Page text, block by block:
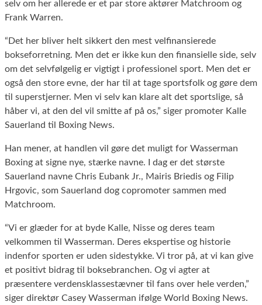
selv om her allerede er et par store aktører Matchroom og
Frank Warren.
“Det her bliver helt sikkert den mest velfinansierede
bokseforretning. Men det er ikke kun den finansielle side, selv
om det selvfølgelig er vigtigt i professionel sport. Men det er
også den store evne, der har til at tage sportsfolk og gøre dem
til superstjerner. Men vi selv kan klare alt det sportslige, så
håber vi, at den del vil smitte af på os,” siger promoter Kalle
Sauerland til Boxing News.
Han mener, at handlen vil gøre det muligt for Wasserman
Boxing at signe nye, stærke navne. I dag er det største
Sauerland navne Chris Eubank Jr., Mairis Briedis og Filip
Hrgovic, som Sauerland dog copromoter sammen med
Matchroom.
“Vi er glæder for at byde Kalle, Nisse og deres team
velkommen til Wasserman. Deres ekspertise og historie
indenfor sporten er uden sidestykke. Vi tror på, at vi kan give
et positivt bidrag til boksebranchen. Og vi agter at
præsentere verdensklassestævner til fans over hele verden,”
siger direktør Casey Wasserman ifølge World Boxing News.